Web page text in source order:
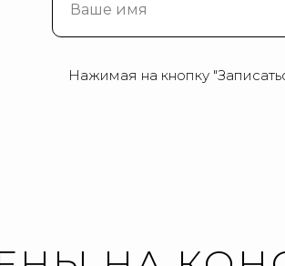
Ваше имя
Нажимая на кнопку